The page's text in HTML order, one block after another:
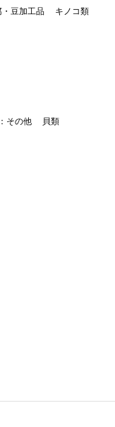
・豆加工品
キノコ類
その他 貝類